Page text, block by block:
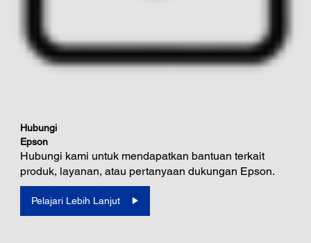
Hubungi
Epson
Hubungi kami untuk mendapatkan bantuan terkait
produk, layanan, atau pertanyaan dukungan Epson.
Pelajari Lebih Lanjut